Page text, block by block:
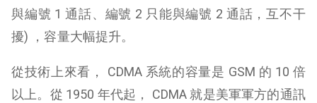
與編號 1 通話、編號 2 只能與編號 2 通話，互不干
擾) ，容量大幅提升。
從技術上來看， CDMA 系統的容量是 GSM 的 10 倍
以上。從 1950 年代起， CDMA 就是美軍軍方的通訊